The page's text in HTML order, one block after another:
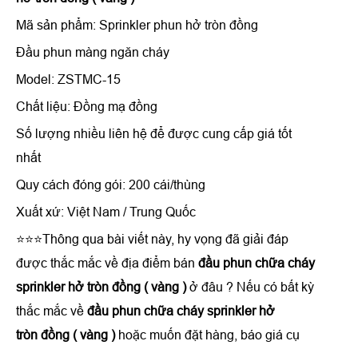
Mã sản phẩm: Sprinkler phun hở tròn đồng
Đầu phun màng ngăn cháy
Model: ZSTMC-15
Chất liệu: Đồng mạ đồng
Số lượng nhiều liên hệ để được cung cấp giá tốt
nhất
Quy cách đóng gói: 200 cái/thùng
Xuất xứ: Việt Nam / Trung Quốc
⭐⭐⭐Thông qua bài viết này, hy vọng đã giải đáp
được thắc mắc về địa điểm bán đầu phun chữa cháy
sprinkler hở tròn đồng ( vàng )ở đâu ? Nếu có bất kỳ
thắc mắc về đầu phun chữa cháy sprinkler hở
tròn đồng ( vàng ) hoặc muốn đặt hàng, báo giá cụ